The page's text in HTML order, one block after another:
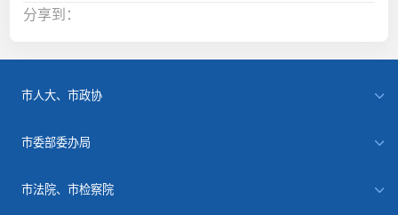
分享到：
市人大、市政协
市委部委办局
市法院、市检察院